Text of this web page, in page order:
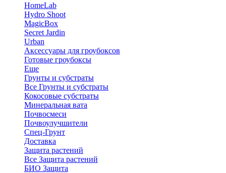
HomeLab
Hydro Shoot
MagicBox
Secret Jardin
Urban
Аксессуары для гроубоксов
Готовые гроубоксы
Еще
Грунты и субстраты
Все Грунты и субстраты
Кокосовые субстраты
Минеральная вата
Почвосмеси
Почвоулучшители
Спец-Грунт
Доставка
Защита растений
Все Защита растений
БИО Защита